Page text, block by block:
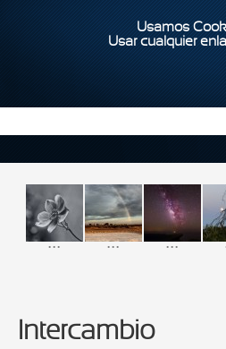
Usamos
Usar cualquier
... ... ...
Intercambio